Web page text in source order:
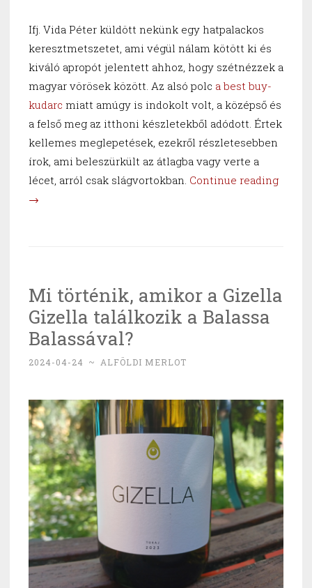
Ifj. Vida Péter küldött nekünk egy hatpalackos
keresztmetszetet, ami végül nálam kötött ki és
kiváló apropót jelentett ahhoz, hogy szétnézzek a
magyar vörösek között. Az alsó polc a best buy-
kudarc miatt amúgy is indokolt volt, a középső és
a felső meg az itthoni készletekből adódott. Értek
kellemes meglepetések, ezekről részletesebben
írok, ami beleszürkült az átlagba vagy verte a
lécet, arról csak slágvortokban. Continue reading
→
Mi történik, amikor a Gizella
Gizella találkozik a Balassa
Balassával?
2024-04-24 ~ ALFÖLDI MERLOT